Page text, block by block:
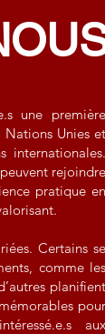
une première
Nations Unies et
internationales.
rejoindre
pratique en
Certains se
comme les
planifient
pour
aux